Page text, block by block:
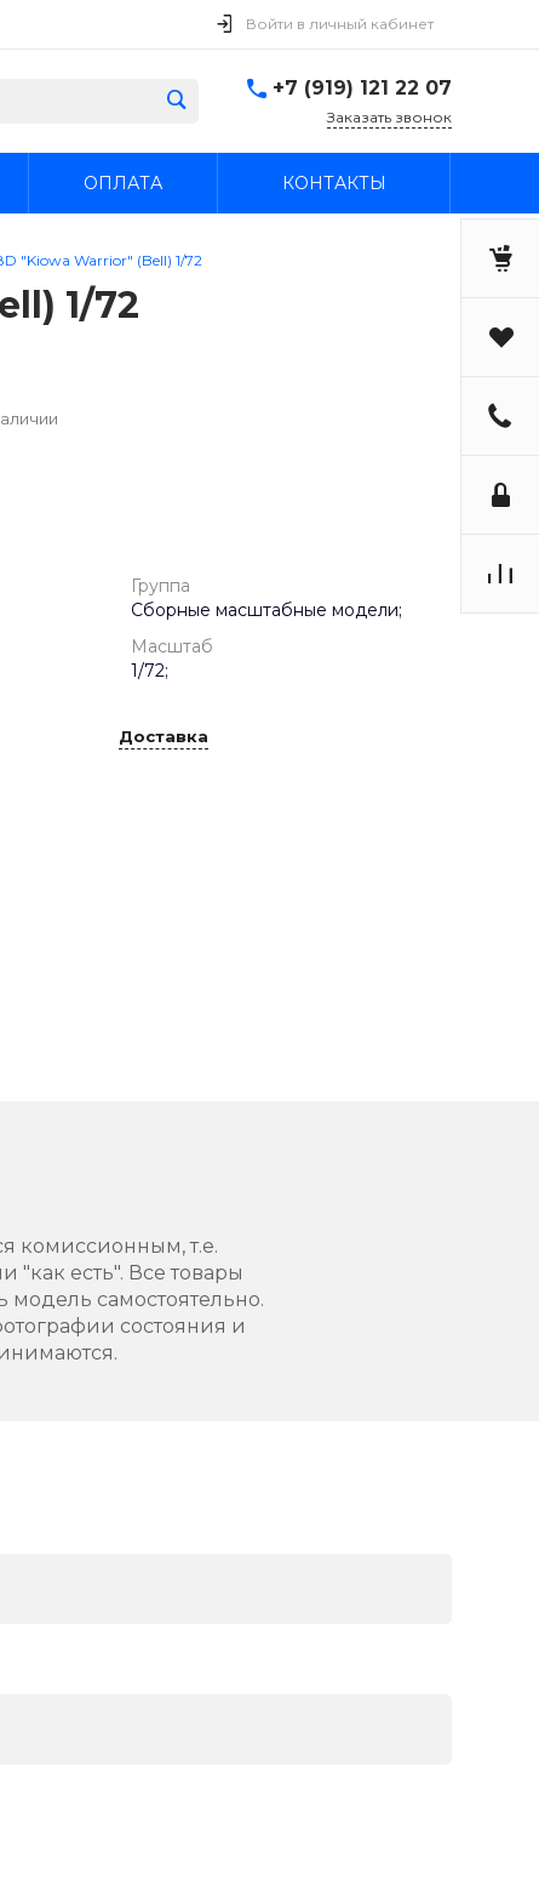
Войти в личный кабинет
+7 (919) 121 22 07
Заказать звонок
ОПЛАТА КОНТАКТЫ
"Kiowa Warrior" (Bell) 1/72
1/72
Группа
Сборные масштабные модели;
Масштаб
1/72;
Доставка
комиссионным, т.е.
"как есть". Все товары
самостоятельно.
состояния и